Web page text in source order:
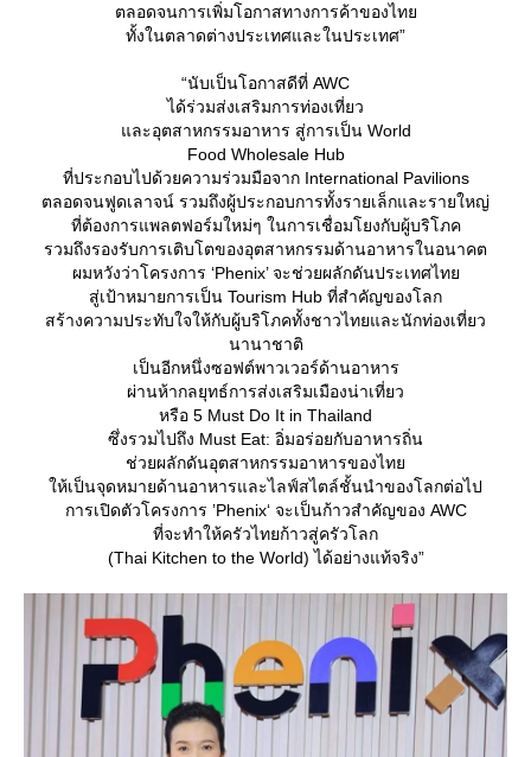
ตลอดจนการเพิ่มโอกาสทางการค้าของไท
ทั้งในตลาดต่างประเทศและในประเทศ”
“นับเป็นโอกาสดีที่ AWC
ได้ร่วมส่งเสริมการท่องเที่ยว
ละอุตสาหกรรมอาหาร สู่การเป็น World
Food Wholesale Hub
ที่ประกอบไปด้วยความร่วมมือจาก International Pavilions
ตลอดจนฟูดเลาจน์ รวมถึงผู้ประกอบการทั้งรายเล็กและรายใหญ่
ที่ต้องการแพลตฟอร์มใหม่ๆ ในการเชื่อมโยงกับผู้บริโภค
รวมถึงรองรับการเติบโตของอุตสาหกรรมด้านอาหารในอนาคต
ผมหวังว่าโครงการ ‘Phenix’ จะช่วยผลักดันประเทศไท
สู่เป้าหมายการเป็น Tourism Hub ที่สำคัญของโลก
สร้างความประทับใจให้กับผู้บริโภคทั้งชาวไทยและนักท่องเที่ยว
นานาชาติ
เป็นอีกหนึ่งซอฟต์พาวเวอร์ด้านอาหาร
ผ่านห้ากลยุทธ์การส่งเสริมเมืองน่าเที่ยว
หรือ 5 Must Do It in Thailand
ซึ่งรวมไปถึง Must Eat: อิ่มอร่อยกับอาหารถิ่น
ช่วยผลักดันอุตสาหกรรมอาหารของไท
ห้เป็นจุดหมายด้านอาหารและไลฟ์สไตล์ชั้นนำของโลกต่อไป
การเปิดตัวโครงการ ’Phenix‘ จะเป็นก้าวสำคัญของ AWC
ที่จะทำให้ครัวไทยก้าวสู่ครัวโลก
(Thai Kitchen to the World) ได้อย่างแท้จริง”